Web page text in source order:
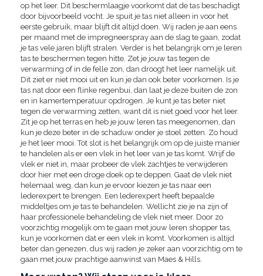
op het leer. Dit beschermlaagje voorkomt dat de tas beschadigt
door bijvoorbeeld vocht. Je spuit je tas niet alleen in voor het
eerste gebruik, maar blijft dit altijd doen. Wij raden je aan eens
per maand met de impregneerspray aan de slag te gaan, zodat
je tas vele jaren blijft stralen. Verder is het belangrijk om je leren
tas te beschermen tegen hitte. Zet je jouw tas tegen de
verwarming of in de felle zon, dan droogt het leer namelijk uit.
Dit ziet er niet mooi uit en kun je dan ook beter voorkomen. Is je
tas nat door een flinke regenbui, dan laat je deze buiten de zon
en in kamertemperatuur opdrogen. Je kunt je tas beter niet
tegen de verwarming zetten, want dit is niet goed voor het leer.
Zit je op het terras en heb je jouw leren tas meegenomen, dan
kun je deze beter in de schaduw onder je stoel zetten. Zo houd
je het leer mooi. Tot slot is het belangrijk om op de juiste manier
te handelen als er een vlek in het leer van je tas komt. Wrijf de
vlek er niet in, maar probeer de vlek zachtjes te verwijderen
door hier met een droge doek op te deppen. Gaat de vlek niet
helemaal weg, dan kun je ervoor kiezen je tas naar een
lederexpert te brengen. Een lederexpert heeft bepaalde
middeltjes om je tas te behandelen. Wellicht zie je na zijn of
haar professionele behandeling de vlek niet meer. Door zo
voorzichtig mogelijk om te gaan met jouw leren shopper tas,
kun je voorkomen dat er een vlek in komt. Voorkomen is altijd
beter dan genezen, dus wij raden je zeker aan voorzichtig om te
gaan met jouw prachtige aanwinst van Maes & Hills.